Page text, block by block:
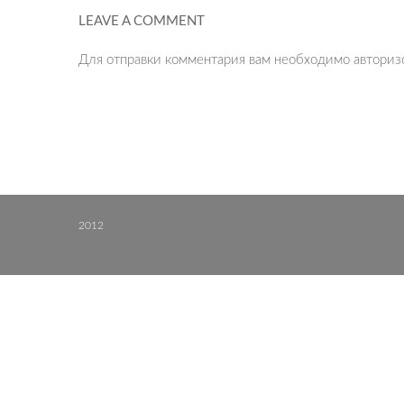
LEAVE A COMMENT
Для отправки комментария вам необходимо
2012